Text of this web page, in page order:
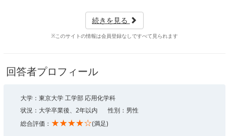
続きを見る
※このサイトの情報は会員登録なしですべて見られます
回答者プロフィール
大学：東京大学 工学部 応用化学科
状況：大学卒業後、2年以内
性別：男性
総合評価： ★★★★☆(満足)